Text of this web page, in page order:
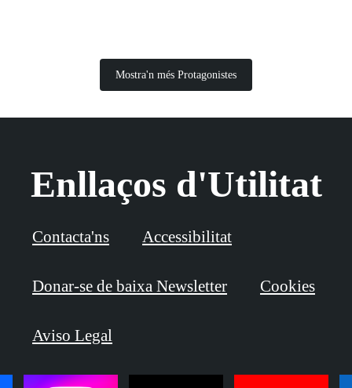
Mostra'n més Protagonistes
Enllaços d'Utilitat
Contacta'ns Accessibilitat
Donar-se de baixa Newsletter Cookies
Aviso Legal